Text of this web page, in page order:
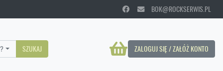
BOK@ROCKSERWIS.PL
ZALOGUJ SIĘ / ZAŁÓŻ KONTO
SZUKAJ